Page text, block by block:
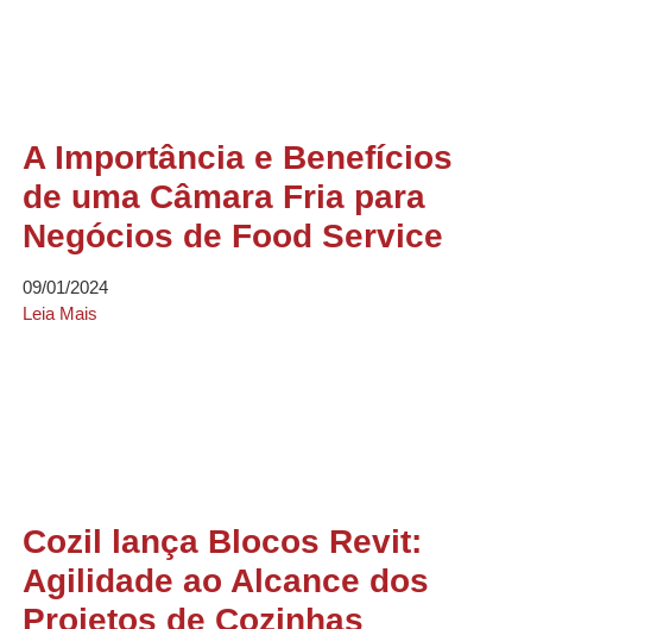
A Importância e Benefícios
de uma Câmara Fria para
Negócios de Food Service
09/01/2024
Leia Mais
Cozil lança Blocos Revit:
Agilidade ao Alcance dos
Projetos de Cozinhas